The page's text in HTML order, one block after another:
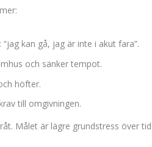
kan gå, jag är inte i akut fara”.
och sänker tempot.
höfter.
till omgivningen.
Målet är lägre grundstress över